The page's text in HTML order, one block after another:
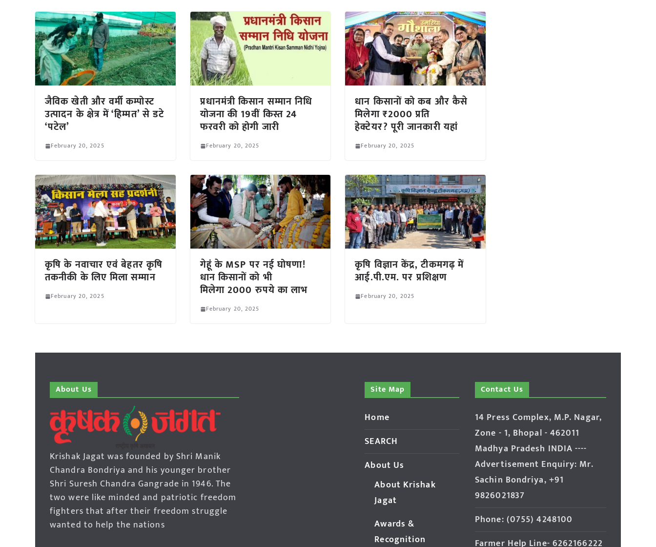
जैविक खेती और वर्मी कम्पोस्ट
उत्पादन के क्षेत्र में ‘हिम्मत’ से डटे
‘पटेल’
February 20, 2025
प्रधानमंत्री किसान सम्मान निधि
योजना की 19वीं किस्त 24
फरवरी को होगी जारी
February 20, 2025
धान किसानों को कब और कैसे
मिलेगा ₹2000 प्रति
हेक्टेयर? पूरी जानकारी यहां
February 20, 2025
कृषि के नवाचार एवं बेहतर कृषि
तकनीकी के लिए मिला सम्मान
February 20, 2025
गेहूं के MSP पर नई घोषणा!
धान किसानों को भी
मिलेगा 2000 रुपये का लाभ
February 20, 2025
कृषि विज्ञान केंद्र, टीकमगढ़ में
आई.पी.एम. पर प्रशिक्षण
February 20, 2025
About Us
Krishak Jagat was founded by Shri Manik
Chandra Bondriya and his younger brother
Shri Suresh Chandra Gangrade in 1946. The
two were like minded and patriotic freedom
fighters that after their freedom struggle
wanted to help the nations
Site Map
Home
SEARCH
About Us
About Krishak
Jagat
Awards &
Recognition
Contact Us
14 Press Complex, M.P. Nagar,
Zone - 1, Bhopal - 462011
Madhya Pradesh INDIA ----
Advertisement Enquiry: Mr.
Sachin Bondriya, +91
9826021837
Phone: (0755) 4248100
Farmer Help Line- 6262166222